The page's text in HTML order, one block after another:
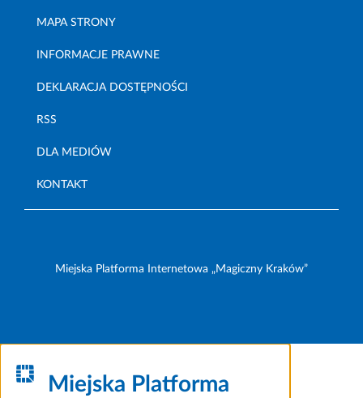
MAPA STRONY
INFORMACJE PRAWNE
DEKLARACJA DOSTĘPNOŚCI
RSS
DLA MEDIÓW
KONTAKT
Miejska Platforma Internetowa „Magiczny Kraków”
Miejska Platforma